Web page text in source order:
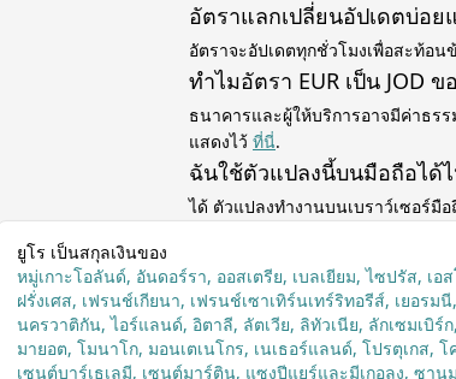
อัตราแลกเปลี่ยนอัปเดตบ่อย
อัตราจะอัปเดตทุกชั่วโมงเพื่อสะท้อ
ทำไมอัตรา EUR เป็น JOD
ธนาคารและผู้ให้บริการอาจมีค่าธร
แสดงไว้ ที่นี่.
ฉันใช้ตัวแปลงนี้บนมือถือได้
ได้ ตัวแปลงทำงานบนเบราว์เซอร์มือ
ยูโร เป็นสกุลเงินของ
หมู่เกาะโอลันด์, อันดอร์รา, ออสเตรีย, เบลเยียม, ไซปรัส, เ
ฝรั่งเศส, เฟรนช์เกียนา, เฟรนช์เซาเทิร์นเทร์ริทอรีส์, เยอรม
นครวาติกัน, ไอร์แลนด์, อิตาลี, ลัตเวีย, ลิทัวเนีย, ลักเซมเบิร์
มายอต, โมนาโก, มอนเตเนโกร, เนเธอร์แลนด์, โปรตุเกส, โ
เซนต์บาร์เธเลมี, เซนต์มาร์ติน, แซงปีแยร์และมีเกอลง, ซาน